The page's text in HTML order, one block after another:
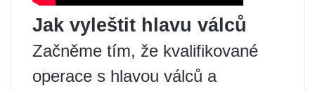
Jak vyleštit hlavu válců
Začněme tím, že kvalifikované
operace s hlavou válců a